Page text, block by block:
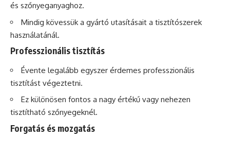
és szőnyeganyaghoz.
Mindig kövessük a gyártó utasításait a tisztítószerek
használatánál.
Professzionális tisztítás
Évente legalább egyszer érdemes professzionális
tisztítást végeztetni.
Ez különösen fontos a nagy értékű vagy nehezen
tisztítható szőnyegeknél.
Forgatás és mozgatás